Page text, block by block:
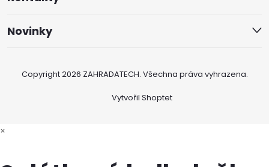
Novinky
Vytvořil Shoptet
Copyright 2026 ZAHRADATECH. Všechna práva vyhrazena.
×